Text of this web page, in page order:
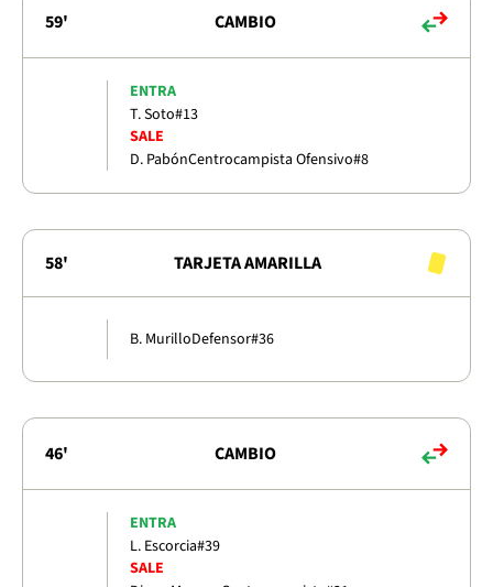
59' CAMBIO
ENTRA
T. Soto#13
SALE
D. PabónCentrocampista Ofensivo#8
58' TARJETA AMARILLA
B. MurilloDefensor#36
46' CAMBIO
ENTRA
L. Escorcia#39
SALE